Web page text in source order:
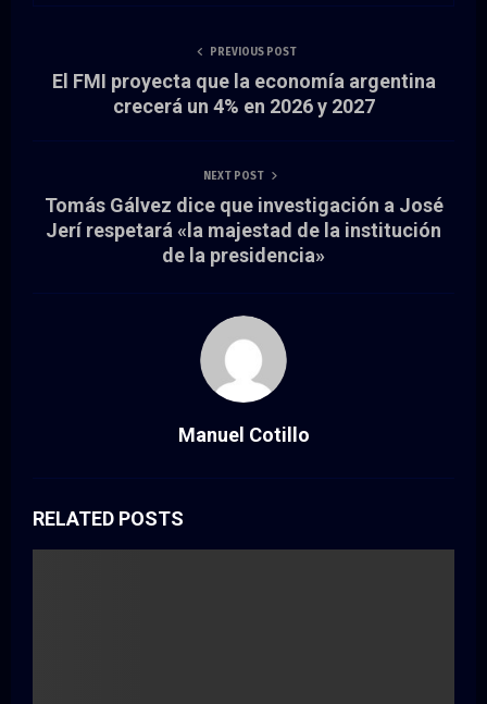
PREVIOUS POST
El FMI proyecta que la economía argentina
crecerá un 4% en 2026 y 2027
NEXT POST
Tomás Gálvez dice que investigación a José
Jerí respetará «la majestad de la institución
de la presidencia»
Manuel Cotillo
RELATED POSTS